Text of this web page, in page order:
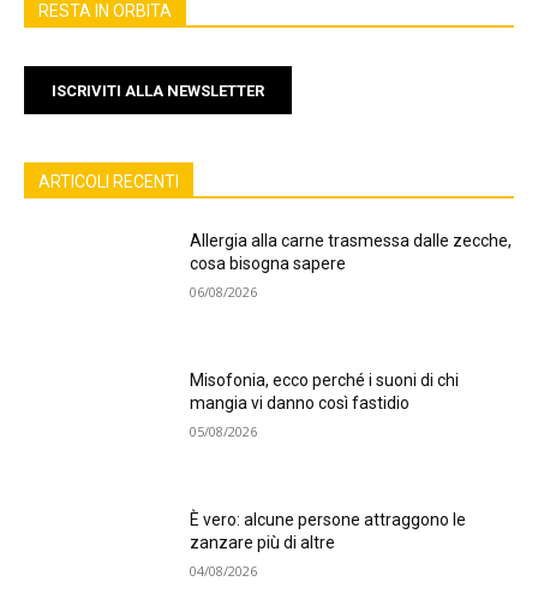
RESTA IN ORBITA
ISCRIVITI ALLA NEWSLETTER
ARTICOLI RECENTI
Allergia alla carne trasmessa dalle zecche,
cosa bisogna sapere
06/08/2026
Misofonia, ecco perché i suoni di chi
mangia vi danno così fastidio
05/08/2026
È vero: alcune persone attraggono le
zanzare più di altre
04/08/2026